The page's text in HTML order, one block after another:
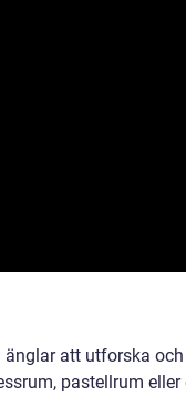
att utforska och
pastellrum eller